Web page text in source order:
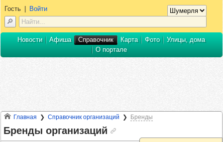
Главная Справочник организаций Бренды
Бренды организаций
Гость| Войти
Новости Афиша Справочник Карта Фото
Улицы, дома
О портале